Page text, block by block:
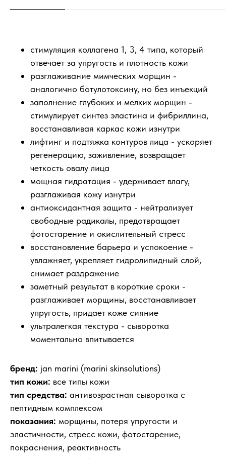
стимуляция коллагена 1, 3, 4 типа, который
отвечает за упругость и плотность кожи
разглаживание мимческих морщин -
аналогично ботулотоксину, но без инъекций
заполнение глубоких и мелких морщин -
стимулирует синтез эластина и фибриллина,
восстанавливая каркас кожи изнутри
лифтинг и подтяжка контуров лица - ускоряет
регенерацию, заживление, возвращает
четкость овалу лица
мощная гидратация - удерживает влагу,
разглаживая кожу изнутри
антиоксидантная защита - нейтрализует
свободные радикалы, предотвращает
фотостарение и окислительный стресс
восстановление барьера и успокоение -
увлажняет, укрепляет гидролипидный слой,
снимает раздражение
заметный результат в короткие сроки -
разглаживает морщины, восстанавливает
упругость, придает коже сияние
ультралегкая текстура - сыворотка
моментально впитывается
бренд: jan marini (marini skinsolutions)
тип кожи: все типы кожи
тип средства: антивозрастная сыворотка с
пептидным комплексом
показания: морщины, потеря упругости и
эластичности, стресс кожи, фотостарение,
покраснения, реактивность